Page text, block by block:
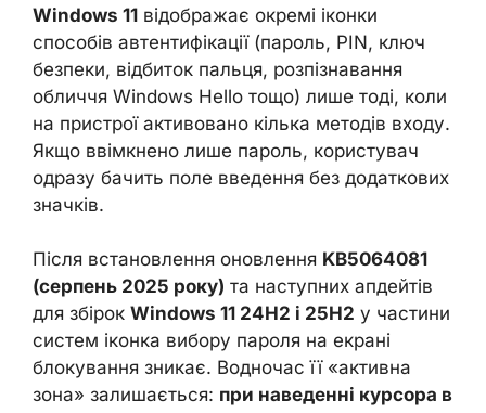
Windows 11 відображає окремі іконки
способів автентифікації (пароль, PIN, ключ
безпеки, відбиток пальця, розпізнавання
обличчя Windows Hello тощо) лише тоді, коли
на пристрої активовано кілька методів входу.
Якщо ввімкнено лише пароль, користувач
одразу бачить поле введення без додаткових
значків.
Після встановлення оновлення KB5064081
(серпень 2025 року) та наступних апдейтів
для збірок Windows 11 24H2 і 25H2 у частини
систем іконка вибору пароля на екрані
блокування зникає. Водночас її «активна
зона» залишається: при наведенні курсора в